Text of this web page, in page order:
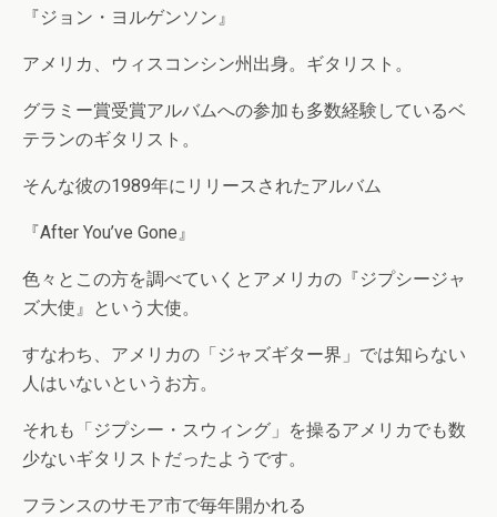
『ジョン・ヨルゲンソン』
アメリカ、ウィスコンシン州出身。ギタリスト。
グラミー賞受賞アルバムへの参加も多数経験しているベ
テランのギタリスト。
そんな彼の1989年にリリースされたアルバム
『After You’ve Gone』
色々とこの方を調べていくとアメリカの『ジプシージャ
ズ大使』という大使。
すなわち、アメリカの「ジャズギター界」では知らない
人はいないというお方。
それも「ジプシー・スウィング」を操るアメリカでも数
少ないギタリストだったようです。
フランスのサモア市で毎年開かれる